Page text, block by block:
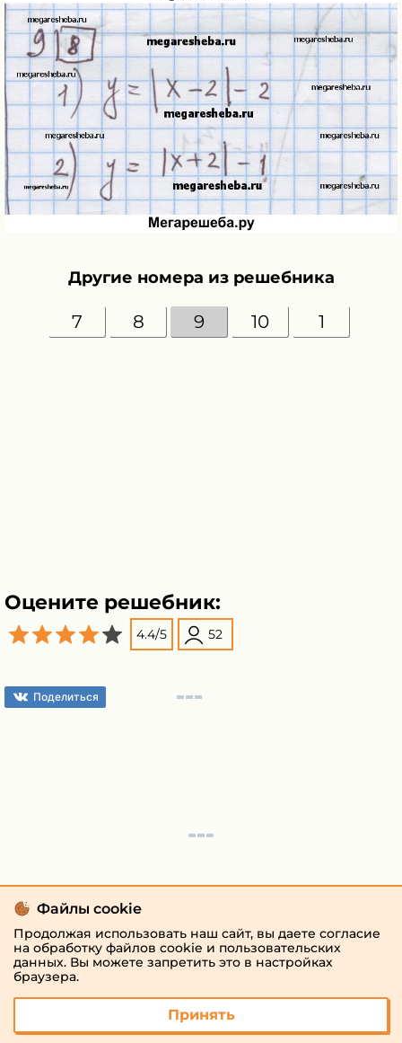
Другие номера из решебника
7 8 9 10 1
Оцените решебник:
4.4/5 52
Поделиться
Файлы cookie
Продолжая использовать наш сайт, вы даете согласие
на обработку файлов cookie и пользовательских
данных. Вы можете запретить это в настройках
браузера.
Принять